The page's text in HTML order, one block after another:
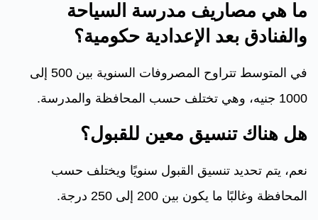
ما هي مصاريف مدرسة السياحة
والفنادق بعد الإعدادية حكومية؟
في المتوسط تتراوح المصروفات السنوية بين 500 إلى
1000 جنيه، وهي تختلف حسب المحافظة والمدرسة.
هل هناك تنسيق معين للقبول؟
نعم، يتم تحديد تنسيق القبول سنويًا ويختلف حسب
المحافظة وغالبًا ما يكون بين 200 إلى 250 درجة.